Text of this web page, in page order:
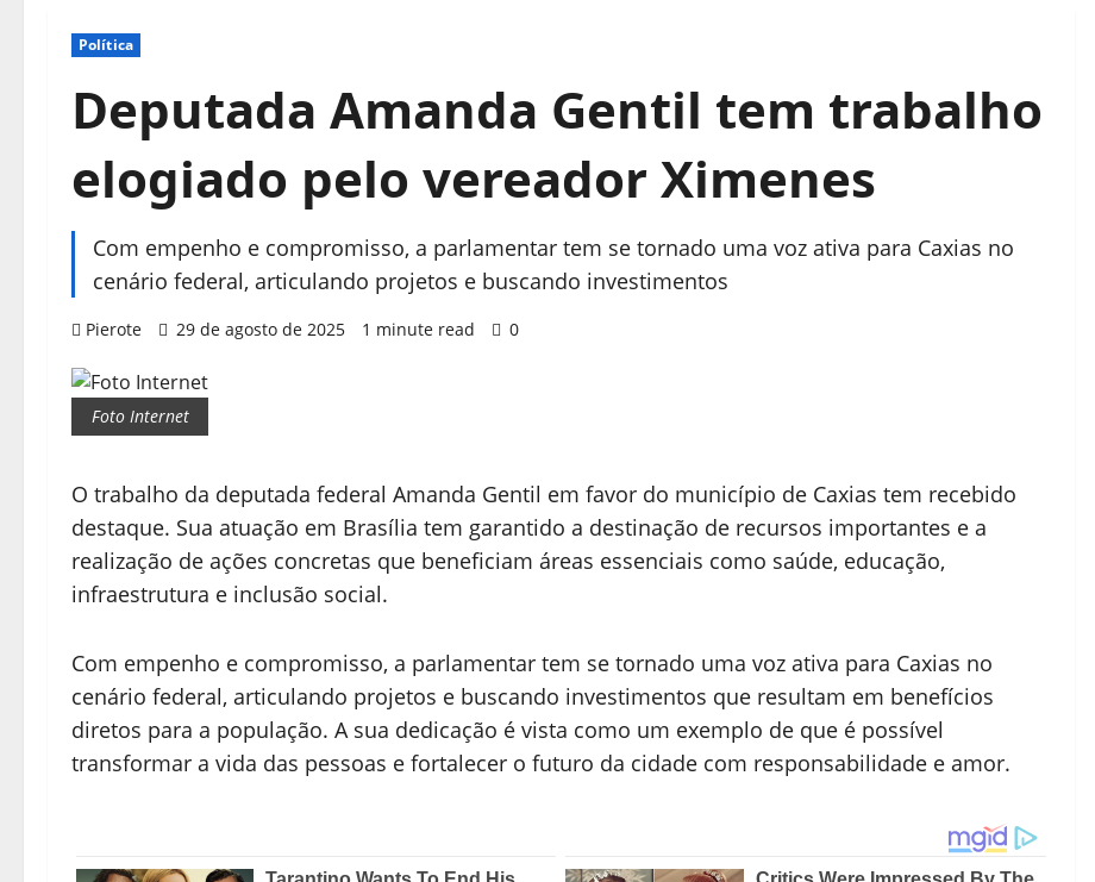
Política
Deputada Amanda Gentil tem trabalho
elogiado pelo vereador Ximenes
Com empenho e compromisso, a parlamentar tem se tornado uma voz ativa para Caxias no
cenário federal, articulando projetos e buscando investimentos
Pierote 29 de agosto de 2025 1 minute read 0
Foto Internet
O trabalho da deputada federal Amanda Gentil em favor do município de Caxias tem recebido
destaque. Sua atuação em Brasília tem garantido a destinação de recursos importantes e a
realização de ações concretas que beneficiam áreas essenciais como saúde, educação,
infraestrutura e inclusão social.
Com empenho e compromisso, a parlamentar tem se tornado uma voz ativa para Caxias no
cenário federal, articulando projetos e buscando investimentos que resultam em benefícios
diretos para a população. A sua dedicação é vista como um exemplo de que é possível
transformar a vida das pessoas e fortalecer o futuro da cidade com responsabilidade e amor.